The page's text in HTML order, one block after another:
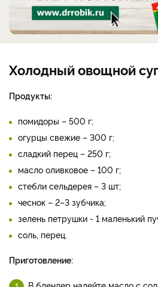
Холодный овощной
Продукты:
помидоры – 500 г;
огурцы свежие – 300 г;
сладкий перец – 250 г;
масло оливковое – 100 г;
стебли сельдерея – 3 шт;
чеснок – 2–3 зубчика;
зелень петрушки - 1 маленький
соль, перец.
Приготовление:
В блендер налейте масло с